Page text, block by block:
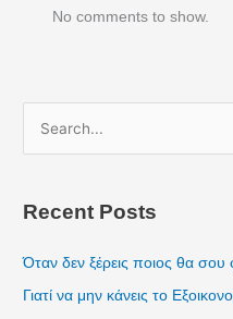
No comments to show.
r
Recent Posts
Όταν δεν ξέρεις ποιος θα σου
Γιατί να μην κάνεις το